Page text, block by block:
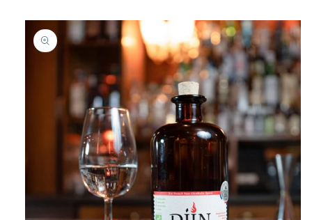
Passer aux
informations
produits